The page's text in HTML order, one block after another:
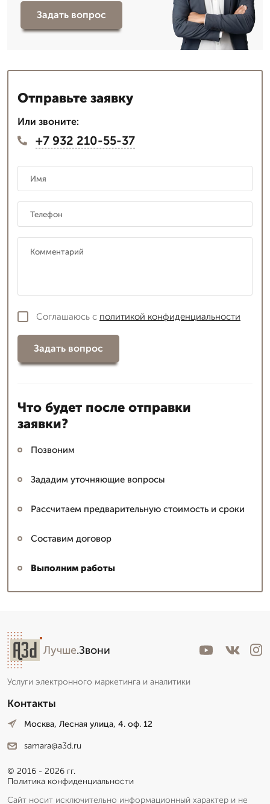
Задать вопрос
Отправьте заявку
Или звоните:
+7 932 210-55-37
Соглашаюсь с политикой конфиденциальности
Задать вопрос
Что будет после отправки
заявки?
Позвоним
Зададим уточняющие вопросы
Рассчитаем предварительную стоимость и сроки
Составим договор
Выполним работы
Лучше.Звони
Услуги электронного маркетинга и аналитики
Контакты
Москва, Лесная улица, 4. оф. 12
samara@a3d.ru
© 2016 - 2026 гг.
Политика конфиденциальности
Сайт носит исключительно информационный характер и не